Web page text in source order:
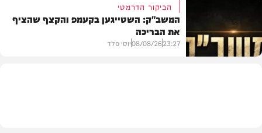
בית המדרש
הביקור הדרמטי
המשב"ק: השטייגען בקעמפ והקצף שהציף
את הבריכה
23:27
08/08/26יוסי פלד